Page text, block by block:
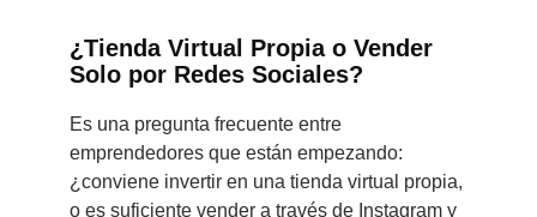
¿Tienda Virtual Propia o Vender
Solo por Redes Sociales?
Es una pregunta frecuente entre
emprendedores que están empezando:
¿conviene invertir en una tienda virtual propia,
o es suficiente vender a través de Instagram y